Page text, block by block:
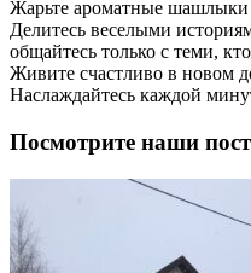
Жарьте ароматные шашлыки
Делитесь веселыми
общайтесь только с теми,
Живите счастливо в новом
Наслаждайтесь каждой
Посмотрите наши